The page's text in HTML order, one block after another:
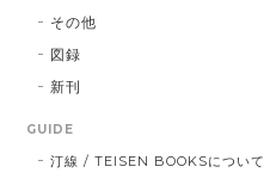
その他
図録
新刊
GUIDE
汀線 / TEISEN BOOKSについて